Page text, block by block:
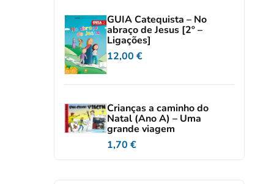
GUIA Catequista – No
abraço de Jesus [2º –
Ligações]
12,00 €
Crianças a caminho do
Natal (Ano A) – Uma
grande viagem
1,70 €